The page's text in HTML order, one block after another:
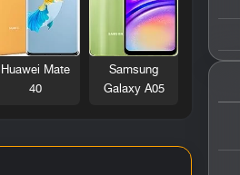
Samsung
Galaxy A05
Huawei Mate
40